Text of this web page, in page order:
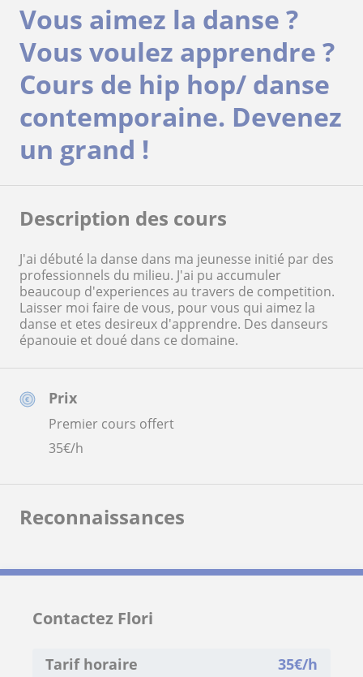
Prix
Premier cours offert
35€/h
Vous aimez la danse ?
Vous voulez apprendre ?
Cours de hip hop/ danse
contemporaine. Devenez
un grand !
Description des cours
J'ai débuté la danse dans ma jeunesse initié par des
professionnels du milieu. J'ai pu accumuler
beaucoup d'experiences au travers de competition.
Laisser moi faire de vous, pour vous qui aimez la
danse et etes desireux d'apprendre. Des danseurs
épanouie et doué dans ce domaine.
Reconnaissances
Contactez Flori
Tarif horaire 35€/h